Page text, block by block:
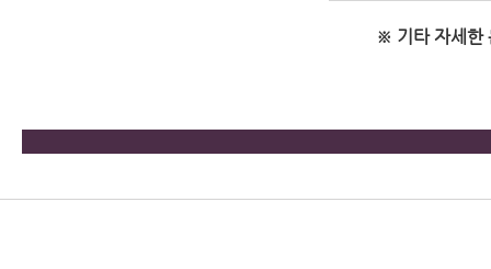
※ 기타 자세